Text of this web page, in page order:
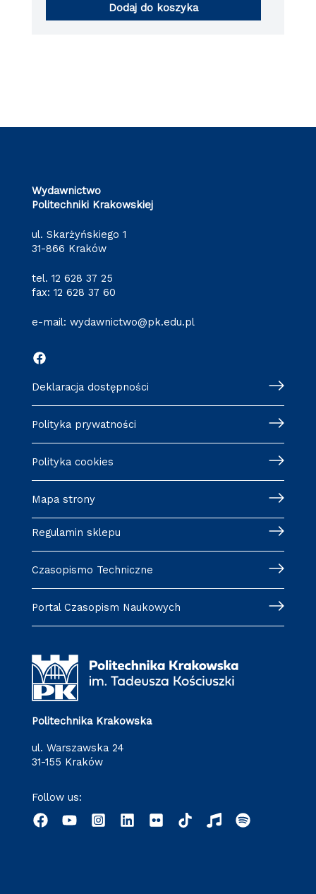
Dodaj do koszyka
Wydawnictwo
Politechniki Krakowskiej
ul. Skarżyńskiego 1
31-866 Kraków
tel. 12 628 37 25
fax: 12 628 37 60
e-mail: wydawnictwo@pk.edu.pl
Deklaracja dostępności
Polityka prywatności
Polityka cookies
Mapa strony
Regulamin sklepu
Czasopismo Techniczne
Portal Czasopism Naukowych
Politechnika Krakowska
ul. Warszawska 24
31-155 Kraków
Follow us: